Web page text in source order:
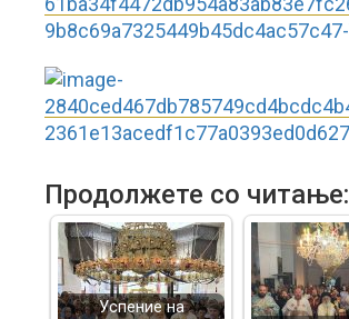
Продолжете со читање:
Успение на